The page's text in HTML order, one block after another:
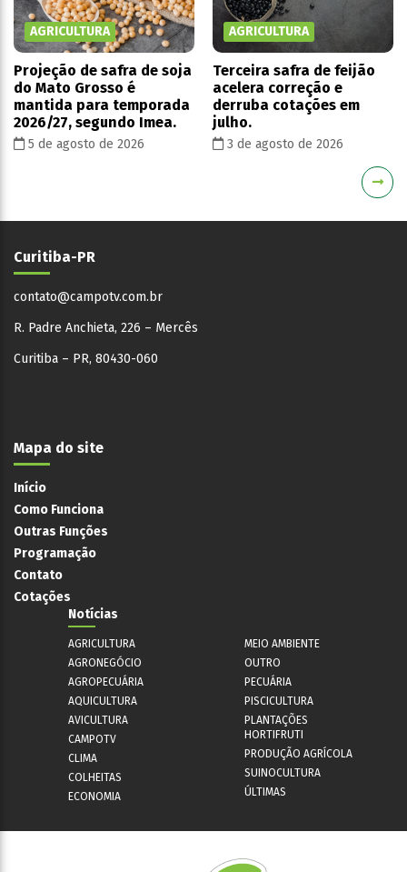
AGRICULTURA
Projeção de safra de soja
do Mato Grosso é
mantida para temporada
2026/27, segundo Imea.
5 de agosto de 2026
AGRICULTURA
Terceira safra de feijão
acelera correção e
derruba cotações em
julho.
3 de agosto de 2026
Curitiba-PR
contato@campotv.com.br
R. Padre Anchieta, 226 – Mercês
Curitiba – PR, 80430-060
Mapa do site
Início
Como Funciona
Outras Funções
Programação
Contato
Cotações
Notícias
AGRICULTURA
AGRONEGÓCIO
AGROPECUÁRIA
AQUICULTURA
AVICULTURA
CAMPOTV
CLIMA
COLHEITAS
ECONOMIA
MEIO AMBIENTE
OUTRO
PECUÁRIA
PISCICULTURA
PLANTAÇÕES
HORTIFRUTI
PRODUÇÃO AGRÍCOLA
SUINOCULTURA
ÚLTIMAS